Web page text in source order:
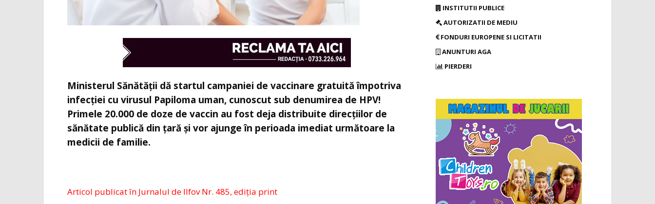
Ministerul Sănătății dă startul campaniei de vaccinare gratuită împotriva
infecției cu virusul Papiloma uman, cunoscut sub denumirea de HPV!
Primele 20.000 de doze de vaccin au fost deja distribuite direcțiilor de
sănătate publică din țară și vor ajunge în perioada imediat următoare la
medicii de familie.
Articol publicat în Jurnalul de Ilfov Nr. 485, ediția print
INSTITUTII PUBLICE
AUTORIZATII DE MEDIU
FONDURI EUROPENE SI LICITATII
ANUNTURI AGA
PIERDERI